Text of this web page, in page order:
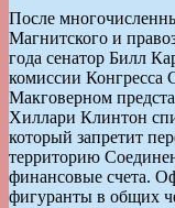
После
Магнитского и
года сенатор Билл
комиссии
Макговерном
Хиллари Клинтон
который запретит
территорию
финансовые счета.
фигуранты в общих